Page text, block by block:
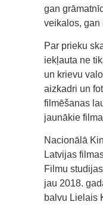
gan
veikalos, gan
Par prieku
iekļauta ne
un krievu
aizkadri un
filmēšanas
jaunākie
Nacionālā
Latvijas
Filmu
jau 2018.
balvu Lielais